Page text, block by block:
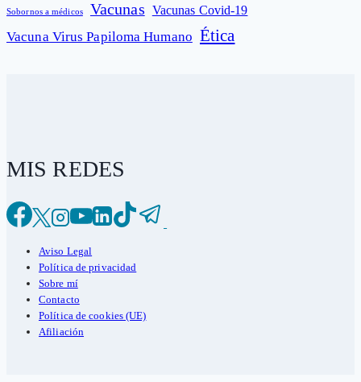
Sobornos a médicos Vacunas Vacunas Covid-19
Vacuna Virus Papiloma Humano Ética
MIS REDES
Aviso Legal
Política de privacidad
Sobre mí
Contacto
Política de cookies (UE)
Afiliación